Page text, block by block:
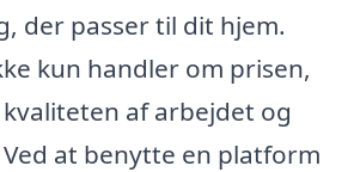
der passer til dit hjem.
kun handler om prisen,
af arbejdet og
at benytte en platform